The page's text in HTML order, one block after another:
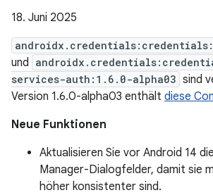
18. Juni 2025
und
services-auth:1.6.0-alpha03 sind
Version 1.6.0-alpha03 enthält diese
Neue Funktionen
Aktualisieren Sie vor Android 14
Manager-Dialogfelder, damit sie
höher konsistenter sind.